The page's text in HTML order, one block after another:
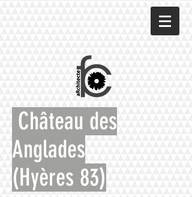
Château des
Anglades
(Hyères 83)